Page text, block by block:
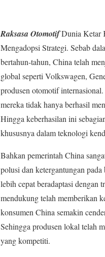
Raksasa OtomotifDunia Ketar
Mengadopsi Strategi. Sebab
bertahun-tahun, China telah
global seperti Volkswagen,
produsen otomotif
mereka tidak hanya berhasil
Hingga keberhasilan ini
khususnya dalam teknologi
Bahkan pemerintah China
polusi dan ketergantungan
lebih cepat beradaptasi dengan
mendukung telah memberikan
konsumen China semakin
Sehingga produsen lokal telah
yang kompetiti.